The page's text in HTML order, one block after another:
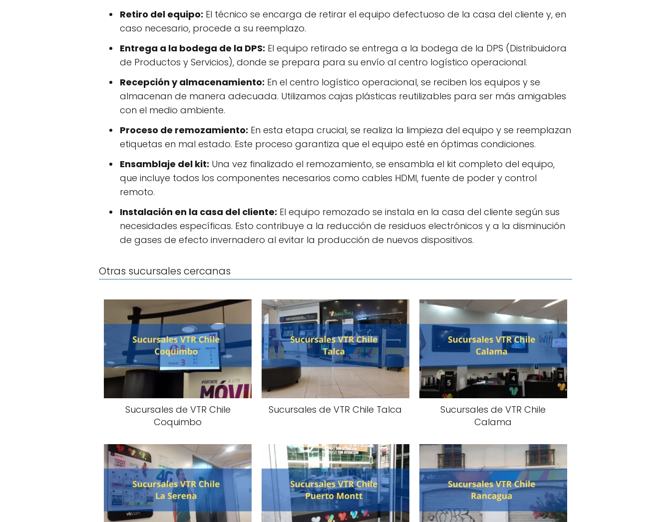
Retiro del equipo: El técnico se encarga de retirar el equipo defectuoso de la casa del cliente y, en
caso necesario, procede a su reemplazo.
Entrega a la bodega de la DPS: El equipo retirado se entrega a la bodega de la DPS (Distribuidora
de Productos y Servicios), donde se prepara para su envío al centro logístico operacional.
Recepción y almacenamiento: En el centro logístico operacional, se reciben los equipos y se
almacenan de manera adecuada. Utilizamos cajas plásticas reutilizables para ser más amigables
con el medio ambiente.
Proceso de remozamiento: En esta etapa crucial, se realiza la limpieza del equipo y se reemplazan
etiquetas en mal estado. Este proceso garantiza que el equipo esté en óptimas condiciones.
Ensamblaje del kit: Una vez finalizado el remozamiento, se ensambla el kit completo del equipo,
que incluye todos los componentes necesarios como cables HDMI, fuente de poder y control
remoto.
Instalación en la casa del cliente: El equipo remozado se instala en la casa del cliente según sus
necesidades específicas. Esto contribuye a la reducción de residuos electrónicos y a la disminución
de gases de efecto invernadero al evitar la producción de nuevos dispositivos.
Otras sucursales cercanas
Sucursales de VTR Chile
Coquimbo
Sucursales de VTR Chile Talca
Sucursales de VTR Chile
Calama